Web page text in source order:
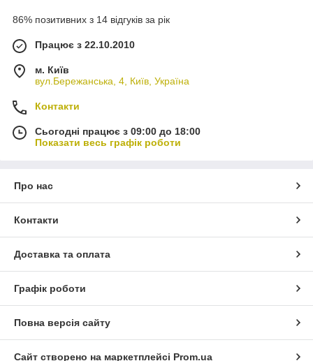
86% позитивних з 14 відгуків за рік
Працює з 22.10.2010
м. Київ
вул.Бережанська, 4, Київ, Україна
Контакти
Сьогодні працює з 09:00 до 18:00
Показати весь графік роботи
Про нас
Контакти
Доставка та оплата
Графік роботи
Повна версія сайту
Сайт створено на маркетплейсі Prom.ua